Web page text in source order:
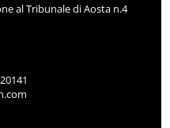
al Tribunale di Aosta n.4